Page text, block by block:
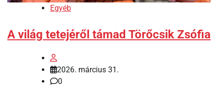
Egyéb
A világ tetejéről támad Törőcsik Zsófia
2026. március 31.
0